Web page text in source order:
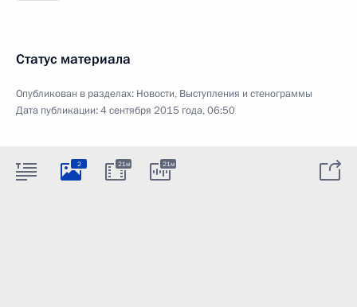
Статус материала
Опубликован в разделах: Новости, Выступления и стенограммы
Дата публикации:4 сентября 2015 года, 06:50
2 21м 21м